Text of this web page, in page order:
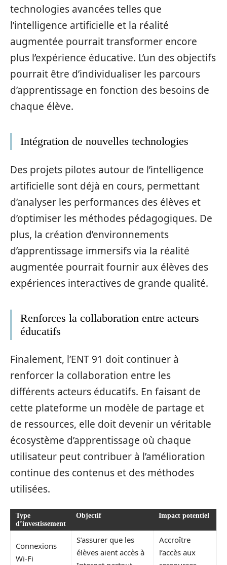
technologies avancées telles que
l’intelligence artificielle et la réalité
augmentée pourrait transformer encore
plus l’expérience éducative. L’un des objectifs
pourrait être d’individualiser les parcours
d’apprentissage en fonction des besoins de
chaque élève.
Intégration de nouvelles technologies
Des projets pilotes autour de l’intelligence
artificielle sont déjà en cours, permettant
d’analyser les performances des élèves et
d’optimiser les méthodes pédagogiques. De
plus, la création d’environnements
d’apprentissage immersifs via la réalité
augmentée pourrait fournir aux élèves des
expériences interactives de grande qualité.
Renforces la collaboration entre acteurs
éducatifs
Finalement, l’ENT 91 doit continuer à
renforcer la collaboration entre les
différents acteurs éducatifs. En faisant de
cette plateforme un modèle de partage et
de ressources, elle doit devenir un véritable
écosystème d’apprentissage où chaque
utilisateur peut contribuer à l’amélioration
continue des contenus et des méthodes
utilisées.
Type
d’investissement
Objectif Impact potentiel
Connexions
Wi-Fi
S’assurer que les
élèves aient accès à
Accroître
l’accès aux